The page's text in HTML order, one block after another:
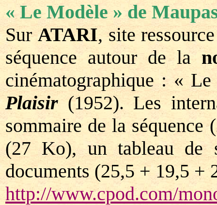
« Le Modèle » de
SurATARI, site
séquence autour de la
cinématographique : «
Plaisir (1952). Les
sommaire de la
(27 Ko), un tableau de
documents (25,5 + 19,5 +
http://www.cpod.com/